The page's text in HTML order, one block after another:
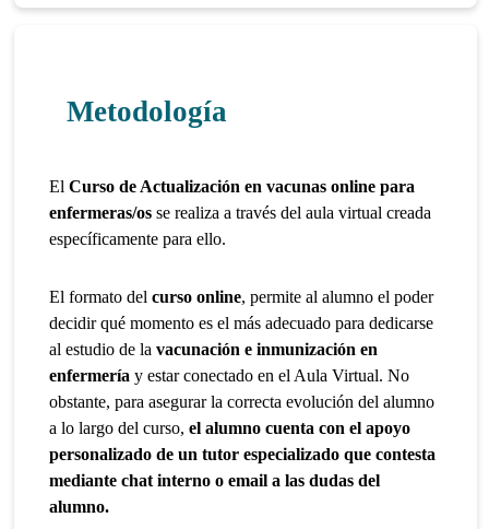
Metodología
ElCurso de Actualización en vacunas online para
enfermeras/os se realiza a través del aula virtual creada
específicamente para ello.
El formato delcurso online, permite al alumno el poder
decidir qué momento es el más adecuado para dedicarse
al estudio de lavacunación e inmunización en
enfermería y estar conectado en el Aula Virtual. No
obstante, para asegurar la correcta evolución del alumno
a lo largo del curso,el alumno cuenta con el apoyo
personalizado de un tutor especializado que contesta
mediante chat interno o email a las dudas del
alumno.